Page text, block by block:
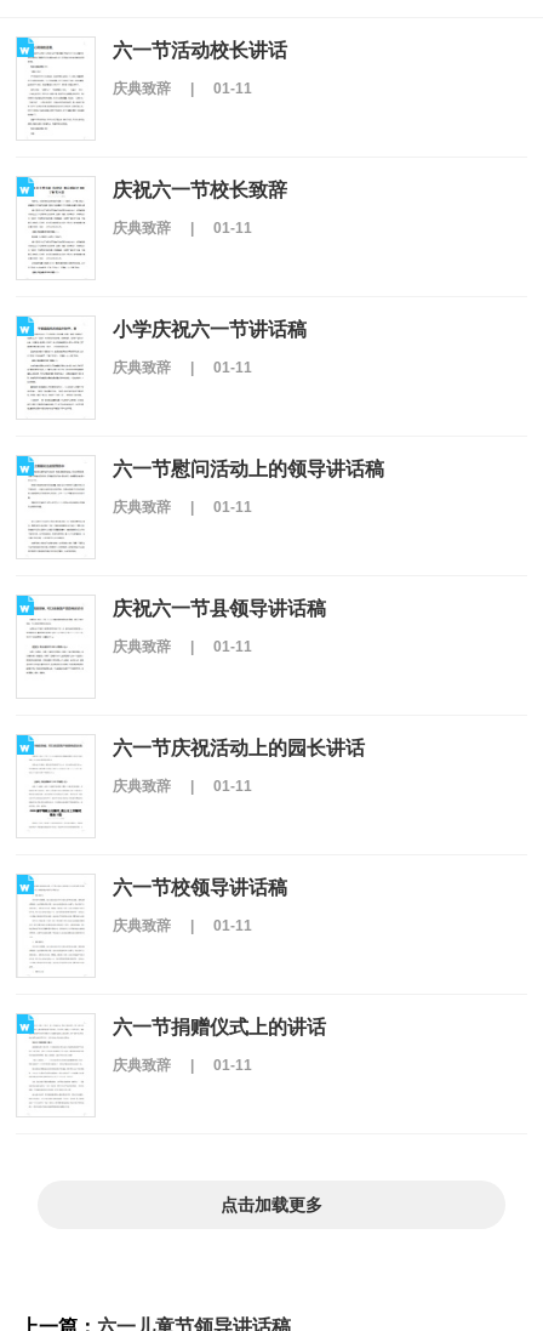
六一节活动校长讲话
庆典致辞 | 01-11
庆祝六一节校长致辞
庆典致辞 | 01-11
小学庆祝六一节讲话稿
庆典致辞 | 01-11
六一节慰问活动上的领导讲话稿
庆典致辞 | 01-11
庆祝六一节县领导讲话稿
庆典致辞 | 01-11
六一节庆祝活动上的园长讲话
庆典致辞 | 01-11
六一节校领导讲话稿
庆典致辞 | 01-11
六一节捐赠仪式上的讲话
庆典致辞 | 01-11
点击加载更多
上一篇： 六一儿童节领导讲话稿